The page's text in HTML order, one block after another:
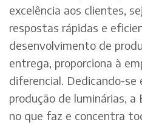
excelência aos clientes,
respostas rápidas e
desenvolvimento de
entrega, proporciona à
diferencial. Dedicando-se
produção de luminárias, a
no que faz e concentra